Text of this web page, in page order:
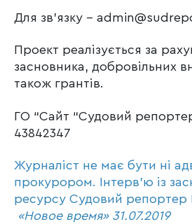
Для зв’язку –
Проект реалізується за
засновника, добровільних
також грантів.
ГО “Сайт “Судовий
43842347
Журналіст не має бути ні
прокурором. Інтерв’ю із
ресурсу Судовий репортер
«Новое время» 31.07.2019